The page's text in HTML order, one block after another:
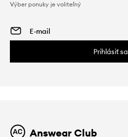
Výber ponuky je voliteľný
Prihlásiť sa
Answear Club